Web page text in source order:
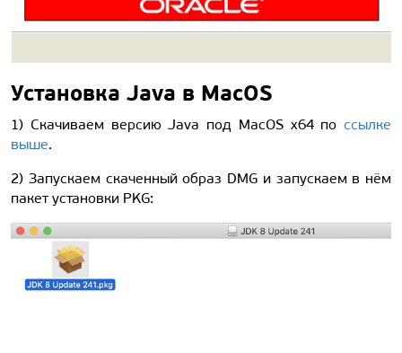
Установка Java в MacOS
1) Скачиваем версию Java под MacOS x64 по ссылке
выше.
2) Запускаем скаченный образ DMG и запускаем в нём
пакет установки PKG: